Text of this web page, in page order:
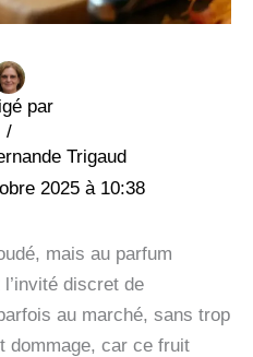
par
Trigaud
/
2025 à 10:38
mais au parfum
l’invité discret de
au marché, sans trop
dommage, car ce fruit